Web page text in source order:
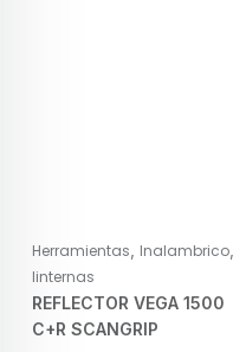
Herramientas, Inalambrico,
linternas
REFLECTOR VEGA 1500
C+R SCANGRIP